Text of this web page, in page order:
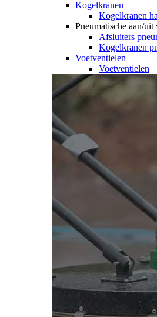
Kogelkranen
Kogelkranen
Pneumatische aan/uit
Afsluiters
Kogelkranen
Voetventielen
Voetventielen